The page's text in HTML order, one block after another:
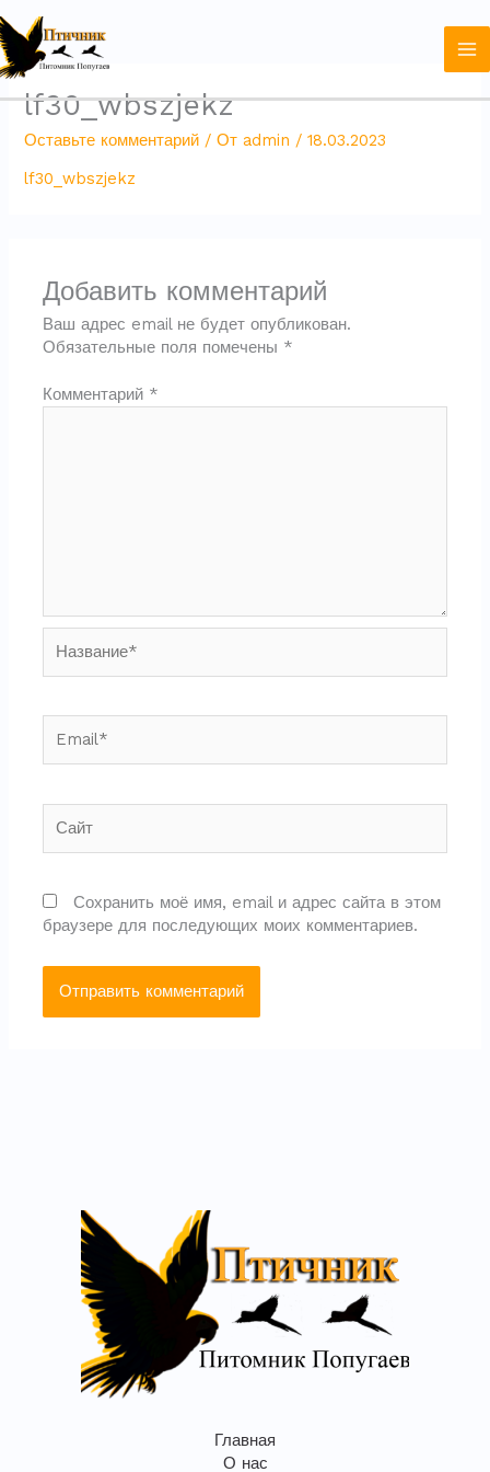
к
содержимому
lf30_wbszjekz
Оставьте комментарий / От admin /18.03.2023
lf30_wbszjekz
Добавить комментарий
Ваш адрес email не будет опубликован.
Обязательные поля помечены *
Комментарий *
Сохранить моё имя, email и адрес сайта в этом
браузере для последующих моих комментариев.
Главная
О нас